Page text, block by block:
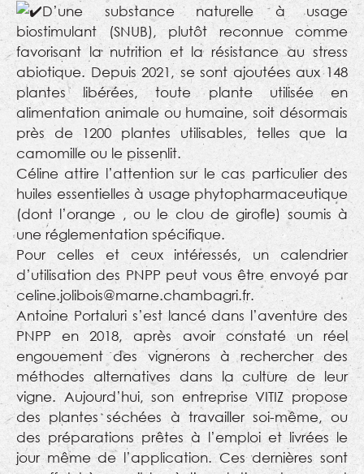
D’une substance naturelle à usage
biostimulant (SNUB), plutôt reconnue comme
favorisant la nutrition et la résistance au stress
abiotique. Depuis 2021, se sont ajoutées aux 148
plantes libérées, toute plante utilisée en
alimentation animale ou humaine, soit désormais
près de 1200 plantes utilisables, telles que la
camomille ou le pissenlit.
Céline attire l’attention sur le cas particulier des
huiles essentielles à usage phytopharmaceutique
(dont l’orange , ou le clou de girofle) soumis à
une réglementation spécifique.
Pour celles et ceux intéressés, un calendrier
d’utilisation des PNPP peut vous être envoyé par
celine.jolibois@marne.chambagri.fr.
Antoine Portaluri s’est lancé dans l’aventure des
PNPP en 2018, après avoir constaté un réel
engouement des vignerons à rechercher des
méthodes alternatives dans la culture de leur
vigne. Aujourd’hui, son entreprise VITIZ propose
des plantes séchées à travailler soi-même, ou
des préparations prêtes à l’emploi et livrées le
jour même de l’application. Ces dernières sont